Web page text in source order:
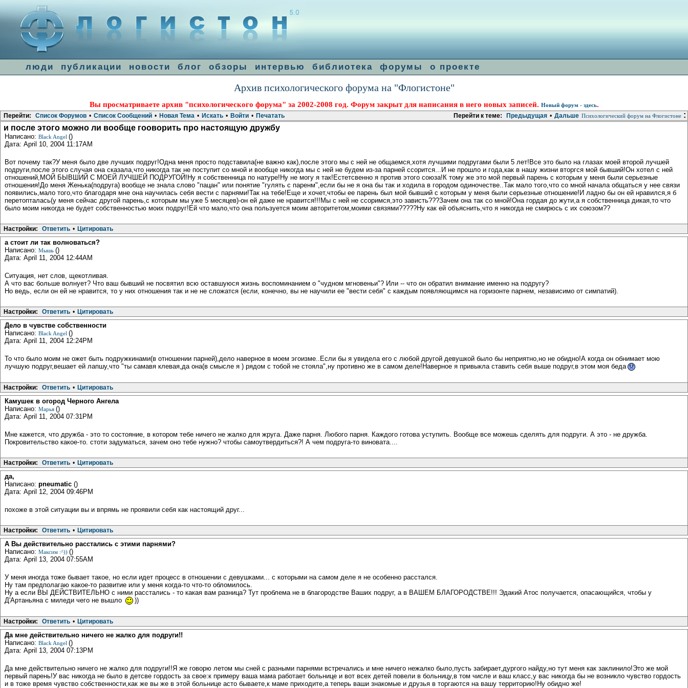
люди публикации новости блог обзоры интервью библиотека форумы о проекте
Архив психологического форума на "Флогистоне"
Вы просматриваете архив "психологического форума" за 2002-2008 год. Форум закрыт для написания в него новых записей. Новый форум - здесь.
Психологический форум на Флогистоне :
Перейти к теме: Предыдущая • Дальше
Перейти: Список Форумов • Список Сообщений • Новая Тема • Искать • Войти • Печатать
и после этого можно ли вообще гооворить про настоящую дружбу
Написано: Black Angel ()
Дата: April 10, 2004 11:17AM
Вот почему так?У меня было две лучших подруг!Одна меня просто подставила(не важно как),после этого мы с ней не общаемся,хотя лучшими подругами были 5 лет!Все это было на глазах моей второй лучшей
подруги,после этого случая она сказала,что никогда так не поступит со мной и вообще никогда мы с ней не будем из-за парней ссорится...И не прошло и года,как в нашу жизни вторгся мой бывший!Он хотел с ней
отношений,МОЙ БЫВШИЙ С МОЕЙ ЛУЧШЕЙ ПОДРУГОЙ!Ну я собственница по натуре!Ну не могу я так!Естетсвенно я против этого союза!К тому же это мой первый парень с которым у меня были серьезные
отношения!До меня Женька(подруга) вообще не знала слово "пацан" или понятие "гулять с паренм",если бы не я она бы так и ходила в городом одиночестве..Так мало того,что со мной начала общаться у нее связи
появились,мало того,что благодаря мне она научилась себя вести с парнями!Так на тебе!Еще и хочет,чтобы ее парень был мой бывший с которым у меня были серьезные отношение!И ладно бы он ей нравился,я б
перетопталась(у меня сейчас другой парень,с которым мы уже 5 месяцев)-он ей даже не нравится!!!Мы с ней не ссоримся,это зависть???Зачем она так со мной!Она гордая до жути,а я собственница дикая,то что
было моим никогда не будет собственностью моих подруг!Ей что мало,что она пользуется моим авторитетом,моими связями?????Ну как ей объяснить,что я никогда не смирюсь с их союзом??
Настройки: Ответить • Цитировать
а стоит ли так волноваться?
Написано: Мышь ()
Дата: April 11, 2004 12:44AM
Ситуация, нет слов, щекотливая.
А что вас больше волнует? Что ваш бывший не посвятил всю оставшуюся жизнь воспоминанием о "чудном мгновеньи"? Или -- что он обратил внимание именно на подругу?
Но ведь, если он ей не нравится, то у них отношения так и не не сложатся (если, конечно, вы не научили ее "вести себя" с каждым появляющимся на горизонте парнем, независимо от симпатий).
Настройки: Ответить • Цитировать
Дело в чувстве собственности
Написано: Black Angel ()
Дата: April 11, 2004 12:24PM
То что было моим не ожет быть подружкинами(в отношении парней),дело наверное в моем эгоизме..Если бы я увидела его с любой другой девушкой было бы неприятно,но не обидно!А когда он обнимает мою
лучшую подруг,вешает ей лапшу,что "ты самавя клевая,да она(в смысле я ) рядом с тобой не стояла",ну противно же в самом деле!Наверное я привыкла ставить себя выше подруг,в этом моя беда
Настройки: Ответить • Цитировать
Камушек в огород Черного Ангела
Написано: Марья ()
Дата: April 11, 2004 07:31PM
Мне кажется, что дружба - это то состояние, в котором тебе ничего не жалко для жруга. Даже парня. Любого парня. Каждого готова уступить. Вообще все можешь сделять для подруги. А это - не дружба.
Покровительство какое-то. стоти задуматься, зачем оно тебе нужно? чтобы самоутвердиться?! А чем подруга-то виновата....
Настройки: Ответить • Цитировать
да,
Написано: pneumatic ()
Дата: April 12, 2004 09:46PM
похоже в этой ситуации вы и впрямь не проявили себя как настоящий друг...
Настройки: Ответить • Цитировать
А Вы действительно расстались с этими парнями?
Написано: Максим :^)) ()
Дата: April 13, 2004 07:55AM
У меня иногда тоже бывает такое, но если идет процесс в отношении с девушками... с которыми на самом деле я не особенно расстался.
Ну там предполагаю какое-то развитие или у меня когда-то что-то обломилось.
Ну а если ВЫ ДЕЙСТВИТЕЛЬНО с ними расстались - то какая вам разница? Тут проблема не в благородстве Ваших подруг, а в ВАШЕМ БЛАГОРОДСТВЕ!!! Эдакий Атос получается, опасающийся, чтобы у
Д'Артаньяна с миледи чего не вышло
))
Настройки: Ответить • Цитировать
Да мне действительно ничего не жалко для подруги!!
Написано: Black Angel ()
Дата: April 13, 2004 07:13PM
Да мне действительно ничего не жалко для подруги!!Я же говорю летом мы сней с разными парнями встречались и мне ничего нежалко было,пусть забирает,дургого найду,но тут меня как заклинило!Это же мой
первый парень!У вас никогда не было в детсве гордость за свое:к примеру ваша мама работает больнице и вот всех детей повели в больницу,в том числе и ваш класс,у вас никогда бы не возникло чувство гордость
и в тоже время чувство собственности,как же вы же в этой больнице асто бываете,к маме приходите,а теперь ваши знакомые и друзья в торгаются на вашу территорию!Ну обидно же!